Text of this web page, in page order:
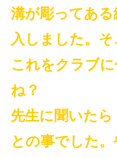
溝が彫ってあ
入しました。
これをクラブ
ね？
先生に聞いたら
との事でした